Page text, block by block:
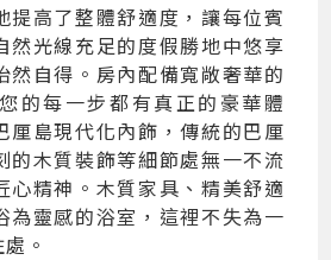
提高了整體舒適度，讓每位賓
然光線充足的度假勝地中悠享
然自得。房內配備寬敞奢華的
的每一步都有真正的豪華體
厘島現代化內飾，傳統的巴厘
的木質裝飾等細節處無一不流
心精神。木質家具、精美舒適
為靈感的浴室，這裡不失為一
。